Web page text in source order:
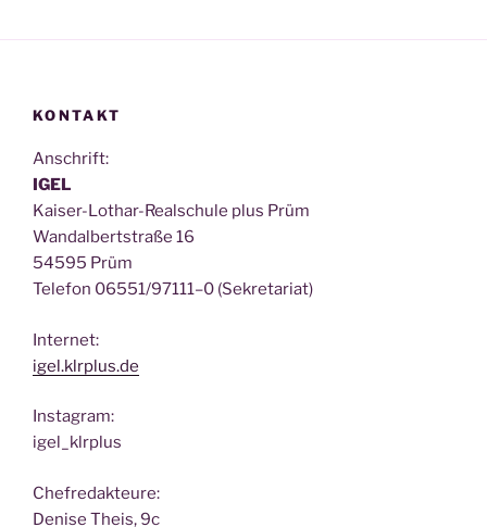
KONTAKT
Anschrift:
IGEL
Kai­ser-Lothar-Real­schu­le plus Prüm
Wan­dal­bert­stra­ße 16
54595 Prüm
Tele­fon 06551/97111–0 (Sekre­ta­ri­at)
Inter­net:
igel.klrplus.de
Insta­gram:
igel_klrplus
Chef­re­dak­teu­re:
Deni­se Theis, 9c